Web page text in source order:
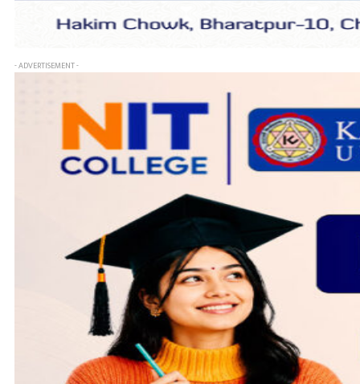
- ADVERTISEMENT -